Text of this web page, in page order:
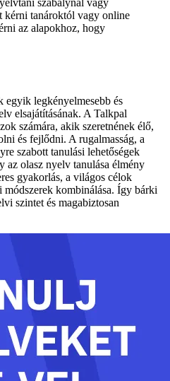
szabálynál vagy
kérni tanároktól vagy online
az alapokhoz, hogy
egyik legkényelmesebb és
elsajátításának. A Talkpal
számára, akik szeretnének élő,
és fejlődni. A rugalmasság, a
szabott tanulási lehetőségek
az olasz nyelv tanulása élmény
gyakorlás, a világos célok
módszerek kombinálása. Így bárki
szintet és magabiztosan